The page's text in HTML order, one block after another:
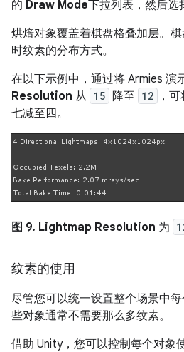
的 Draw Mode下拉列表，然后选
烘焙对象覆盖着棋盘格叠加层。
时纹素的分布方式。
在以下示例中，通过将 Armies 演
Resolution 从 15 降至 12
，
七减至四。
图 9. Lightmap Resolution 为
纹素的使用
尽管您可以统一设置整个场景中
些对象通常不需要那么多纹素。
借助 Unity，您可以控制每个对象